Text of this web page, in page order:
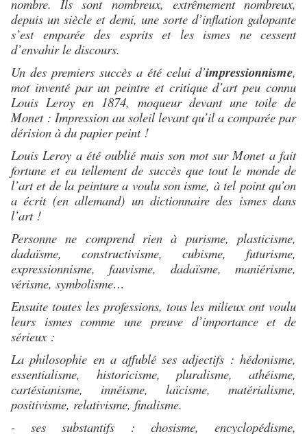
nombre. Ils sont nombreux, extrêmement nombreux,
depuis un siècle et demi, une sorte d’inflation galopante
s’est emparée des esprits et les ismes ne cessent
d’envahir le discours.
Un des premiers succès a été celui d’impressionnisme,
mot inventé par un peintre et critique d’art peu connu
Louis Leroy en 1874, moqueur devant une toile de
Monet : Impression au soleil levant qu’il a comparée par
dérision à du papier peint !
Louis Leroy a été oublié mais son mot sur Monet a fait
fortune et eu tellement de succès que tout le monde de
l’art et de la peinture a voulu son isme, à tel point qu’on
a écrit (en allemand) un dictionnaire des ismes dans
l’art !
Personne ne comprend rien à purisme, plasticisme,
dadaïsme, constructivisme, cubisme, futurisme,
expressionnisme, fauvisme, dadaïsme, maniérisme,
vérisme, symbolisme…
Ensuite toutes les professions, tous les milieux ont voulu
leurs ismes comme une preuve d’importance et de
sérieux :
La philosophie en a affublé ses adjectifs : hédonisme,
essentialisme, historicisme, pluralisme, athéisme,
cartésianisme, innéisme, laïcisme, matérialisme,
positivisme, relativisme, finalisme.
- ses substantifs : chosisme, encyclopédisme,